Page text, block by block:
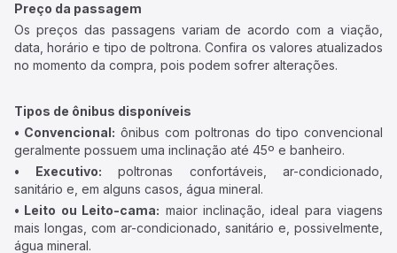
Preço da passagem
Os preços das passagens variam de acordo com a viação,
data, horário e tipo de poltrona. Confira os valores atualizados
no momento da compra, pois podem sofrer alterações.
Tipos de ônibus disponíveis
• Convencional: ônibus com poltronas do tipo convencional
geralmente possuem uma inclinação até 45º e banheiro.
• Executivo: poltronas confortáveis, ar-condicionado,
sanitário e, em alguns casos, água mineral.
• Leito ou Leito-cama: maior inclinação, ideal para viagens
mais longas, com ar-condicionado, sanitário e, possivelmente,
água mineral.